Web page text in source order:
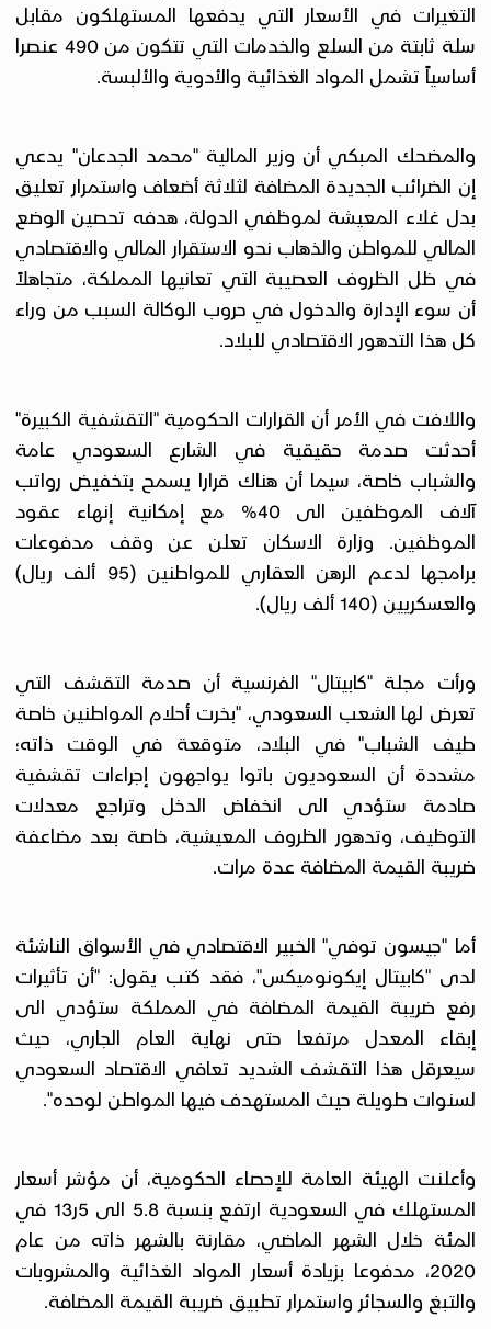
التغيرات في الأسعار التي يدفعها المستهلكون مقابل
سلة ثابتة من السلع والخدمات التي تتكون من 490 عنصرا
أساسياً تشمل المواد الغذائية والأدوية والألبسة.
والمضحك المبكي أن وزير المالية "محمد الجدعان" يدعي
إن الضرائب الجديدة المضافة لثلاثة أضعاف واستمرار تعليق
بدل غلاء المعيشة لموظفي الدولة، هدفه تحصين الوضع
المالي للمواطن والذهاب نحو الاستقرار المالي والاقتصادي
في ظل الظروف العصيبة التي تعانيها المملكة، متجاهلاً
أن سوء الإدارة والدخول في حروب الوكالة السبب من وراء
كل هذا التدهور الاقتصادي للبلاد.
واللافت في الأمر أن القرارات الحكومية "التقشفية الكبيرة"
أحدثت صدمة حقيقية في الشارع السعودي عامة
والشباب خاصة، سيما أن هناك قرارا يسمح بتخفيض رواتب
آلاف الموظفين الى 40% مع إمكانية إنهاء عقود
الموظفين. وزارة الاسكان تعلن عن وقف مدفوعات
برامجها لدعم الرهن العقاري للمواطنين (95 ألف ريال)
والعسكريين (140 ألف ريال).
ورأت مجلة "كابيتال" الفرنسية أن صدمة التقشف التي
تعرض لها الشعب السعودي، "بخرت أحلام المواطنين خاصة
طيف الشباب" في البلاد، متوقعة في الوقت ذاته؛
مشددة أن السعوديون باتوا يواجهون إجراءات تقشفية
صادمة ستؤدي الى انخفاض الدخل وتراجع معدلات
التوظيف، وتدهور الظروف المعيشية، خاصة بعد مضاعفة
ضريبة القيمة المضافة عدة مرات.
أما "جيسون توفي" الخبير الاقتصادي في الأسواق الناشئة
لدى "كابيتال إيكونوميكس"، فقد كتب يقول: "أن تأثيرات
رفع ضريبة القيمة المضافة في المملكة ستؤدي الى
إبقاء المعدل مرتفعا حتى نهاية العام الجاري، حيث
سيعرقل هذا التقشف الشديد تعافي الاقتصاد السعودي
لسنوات طويلة حيث المستهدف فيها المواطن لوحده".
وأعلنت الهيئة العامة للإحصاء الحكومية، أن مؤشر أسعار
المستهلك في السعودية ارتفع بنسبة 5.8 الى 5ر13 في
المئة خلال الشهر الماضي، مقارنة بالشهر ذاته من عام
2020، مدفوعا بزيادة أسعار المواد الغذائية والمشروبات
والتبغ والسجائر واستمرار تطبيق ضريبة القيمة المضافة.